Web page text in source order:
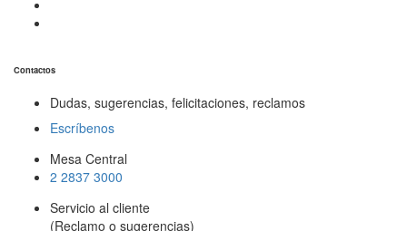
Contactos
Dudas, sugerencias, felicitaciones, reclamos
Escríbenos
Mesa Central
2 2837 3000
Servicio al cliente
(Reclamo o sugerencias)